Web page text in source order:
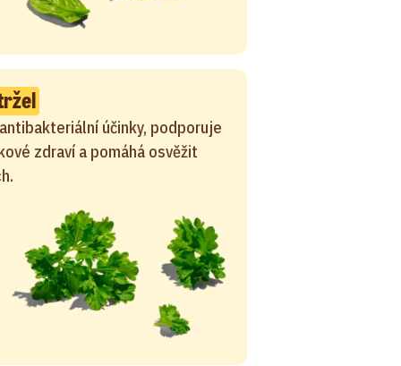
účinky, podporuje
zdraví a pomáhá osvěžit